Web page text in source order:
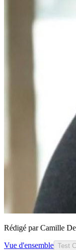
Rédigé par Camille
Vue d'ensemble Test